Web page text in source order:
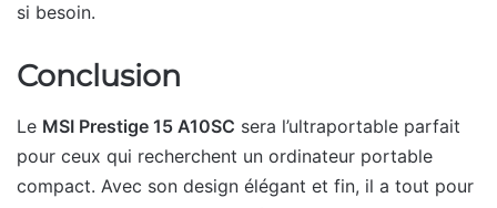
si besoin.
Conclusion
Le MSI Prestige 15 A10SC sera l’ultraportable parfait
pour ceux qui recherchent un ordinateur portable
compact. Avec son design élégant et fin, il a tout pour